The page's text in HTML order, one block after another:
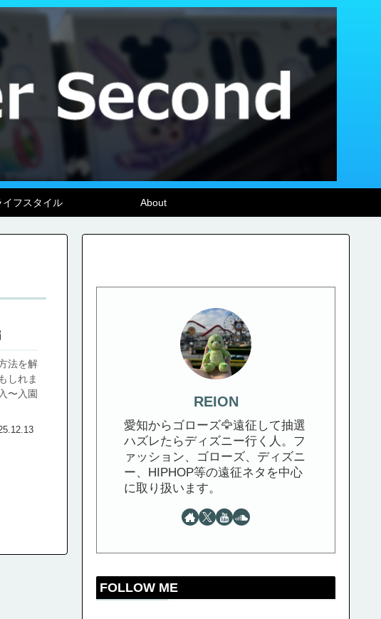
イフスタイル About
法を解
しれま
〜入園
REION
愛知からゴローズ🦅遠征して抽選
ハズレたらディズニー行く人。フ
ァッション、ゴローズ、ディズニ
ー、HIPHOP等の遠征ネタを中心
に取り扱います。
FOLLOW ME